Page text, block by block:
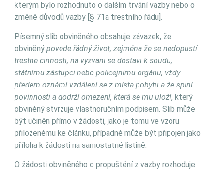
kterým bylo rozhodnuto o dalším trvání vazby nebo o
změně důvodů vazby [§ 71a trestního řádu].
Písemný slib obviněného obsahuje závazek, že
obviněný povede řádný život, zejména že se nedopustí
trestné činnosti, na vyzvání se dostaví k soudu,
státnímu zástupci nebo policejnímu orgánu, vždy
předem oznámí vzdálení se z místa pobytu a že splní
povinnosti a dodrží omezení, která se mu uloží, který
obviněný stvrzuje vlastnoručním podpisem. Slib může
být učiněn přímo v žádosti, jako je tomu ve vzoru
přiloženému ke článku, případně může být připojen jako
příloha k žádosti na samostatné listině.
O žádosti obviněného o propuštění z vazby rozhoduje